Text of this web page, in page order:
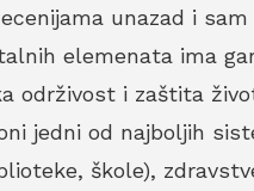
unazad i
elemenata ima
održivost i zaštita
jedni od najboljih
škole),